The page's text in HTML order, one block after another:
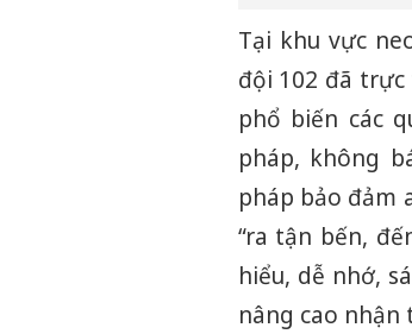
Tại khu vực
đội 102 đã
phổ biến các
pháp, không
pháp bảo đảm
“ra tận bến,
hiểu, dễ nhớ,
nâng cao